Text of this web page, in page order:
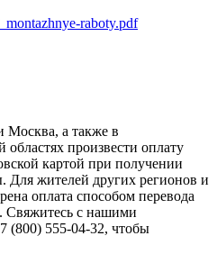
raboty.pdf
Москва, а также в
произвести оплату
картой при получении
Для жителей других регионов и
оплата способом перевода
Свяжитесь с нашими
(800) 555-04-32, чтобы